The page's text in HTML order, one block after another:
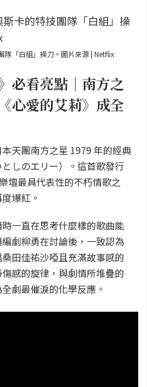
隊「白組」操刀。圖片來源 | Netflix
必看亮點｜南方之
心愛的艾莉》成全
天團南方之星 1979 年的經典
しのエリー）。這首歌發行
壇最具代表性的不朽情歌之
爆紅。
一直在思考什麼樣的歌曲能
劇柳勇在討論後，一致認為
田佳祐沙啞且充滿故事感的
感的旋律，與劇情所堆疊的
劇最催淚的化學反應。